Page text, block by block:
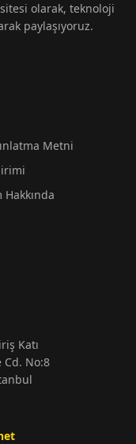
olarak, teknoloji
paylaşıyoruz.
Metni
Hakkında
Katı
Cd. No:8